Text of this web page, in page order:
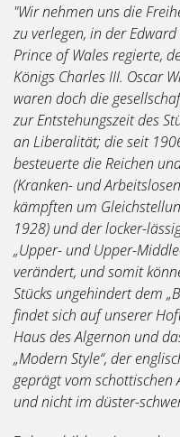
"Wir nehmen uns die
zu verlegen, in der Edward
Prince of Wales regierte,
Königs Charles III. Oscar
waren doch die
zur Entstehungszeit des
an Liberalität; die seit
besteuerte die Reichen
(Kranken- und
kämpften um
1928) und der locker-
„Upper- und Upper-
verändert, und somit
Stücks ungehindert dem
findet sich auf unserer
Haus des Algernon und
„Modern Style“, der
geprägt vom schottischen
und nicht im düster-